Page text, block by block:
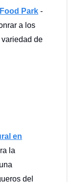
Park -
a los
de
en
la
del